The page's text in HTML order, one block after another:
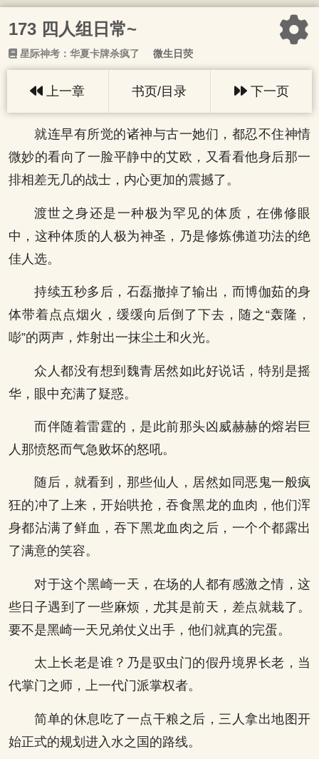
173 四人组日常~
星际神考：华夏卡牌杀疯了 微生日荧
上一章 书页/目录 下一页
就连早有所觉的诸神与古一她们，都忍不住神情
微妙的看向了一脸平静中的艾欧，又看看他身后那一
排相差无几的战士，内心更加的震撼了。
渡世之身还是一种极为罕见的体质，在佛修眼
中，这种体质的人极为神圣，乃是修炼佛道功法的绝
佳人选。
持续五秒多后，石磊撤掉了输出，而博伽茹的身
体带着点点烟火，缓缓向后倒了下去，随之“轰隆，
嘭”的两声，炸射出一抹尘土和火光。
众人都没有想到魏青居然如此好说话，特别是摇
华，眼中充满了疑惑。
而伴随着雷霆的，是此前那头凶威赫赫的熔岩巨
人那愤怒而气急败坏的怒吼。
随后，就看到，那些仙人，居然如同恶鬼一般疯
狂的冲了上来，开始哄抢，吞食黑龙的血肉，他们浑
身都沾满了鲜血，吞下黑龙血肉之后，一个个都露出
了满意的笑容。
对于这个黑崎一天，在场的人都有感激之情，这
些日子遇到了一些麻烦，尤其是前天，差点就栽了。
要不是黑崎一天兄弟仗义出手，他们就真的完蛋。
太上长老是谁？乃是驭虫门的假丹境界长老，当
代掌门之师，上一代门派掌权者。
简单的休息吃了一点干粮之后，三人拿出地图开
始正式的规划进入水之国的路线。